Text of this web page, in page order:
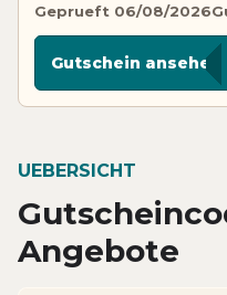
Geprueft 06/08/2026
Gutschein ansehen
UEBERSICHT
Angebote